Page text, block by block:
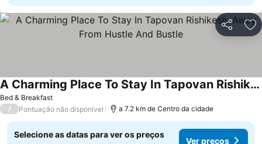
Partilhar
Bed & Breakfast
A Charming Place To Stay In Tapovan Rishikesh, Away From Hustle And Bustle
/ Pontuação não disponível a 7.2 km de Centro da cidade
Selecione as datas para ver os preços
Ver preços